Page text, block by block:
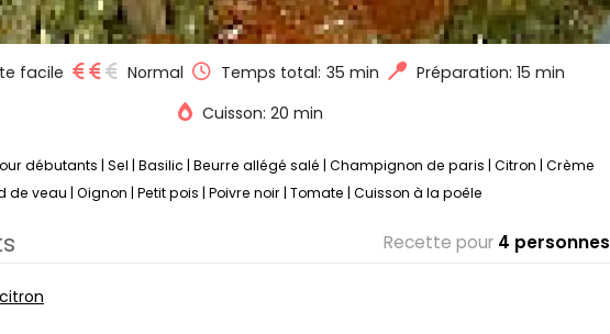
facile Normal Temps total: 35 min
Préparation: 15 min
Cuisson: 20 min
débutants | Sel | Basilic | Beurre allégé salé | Champignon de paris | Citron | Crème
de veau | Oignon | Petit pois | Poivre noir | Tomate | Cuisson à la poêle
Recette pour 4 personnes